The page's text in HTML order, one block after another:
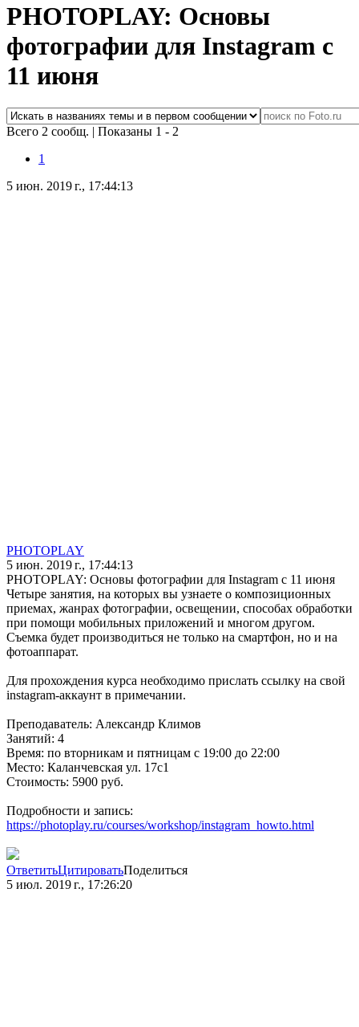
PHOTOPLAY: Основы
фотографии для Instagram с
11 июня
Всего 2 сообщ. | Показаны 1 - 2
1
5 июн. 2019 г., 17:44:13
PHOTOPLAY
5 июн. 2019 г., 17:44:13
PHOTOPLAY: Основы фотографии для Instagram с 11 июня
Четыре занятия, на которых вы узнаете о композиционных
приемах, жанрах фотографии, освещении, способах обработки
при помощи мобильных приложений и многом другом.
Съемка будет производиться не только на смартфон, но и на
фотоаппарат.
Для прохождения курса необходимо прислать ссылку на свой
instagram-аккаунт в примечании.
Преподаватель: Александр Климов
Занятий: 4
Время: по вторникам и пятницам с 19:00 до 22:00
Место: Каланчевская ул. 17c1
Стоимость: 5900 руб.
Подробности и запись:
https://photoplay.ru/courses/workshop/instagram_howto.html
ОтветитьЦитироватьПоделиться
5 июл. 2019 г., 17:26:20